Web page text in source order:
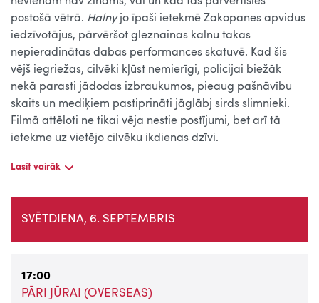
postošā vētrā. Halnyjo īpaši ietekmē Zakopanes apvidus
iedzīvotājus, pārvēršot gleznainas kalnu takas
nepieradinātas dabas performances skatuvē. Kad šis
vējš iegriežas, cilvēki kļūst nemierīgi, policijai biežāk
nekā parasti jādodas izbraukumos, pieaug pašnāvību
skaits un mediķiem pastiprināti jāglābj sirds slimnieki.
Filmā attēloti ne tikai vēja nestie postījumi, bet arī tā
ietekme uz vietējo cilvēku ikdienas dzīvi.
Lasīt vairāk
SVĒTDIENA, 6. SEPTEMBRIS
17:00
PĀRI JŪRAI (OVERSEAS)